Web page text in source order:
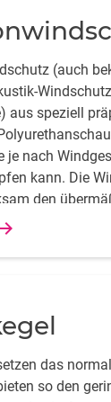
(auch
aus speziell
je nach
kann. Die
den
das
so den